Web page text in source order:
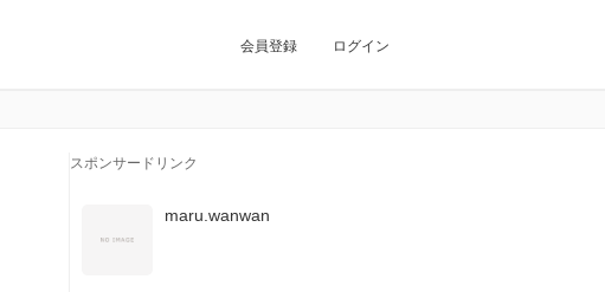
会員登録 ログイン
スポンサードリンク
maru.wanwan